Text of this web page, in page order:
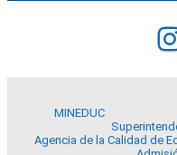
MINEDUC
Agencia de la Calidad de